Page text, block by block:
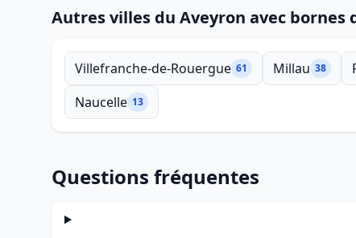
Autres villes du Aveyron avec bornes
Villefranche-de-Rouergue 61 Millau 38
Naucelle 13
Questions fréquentes